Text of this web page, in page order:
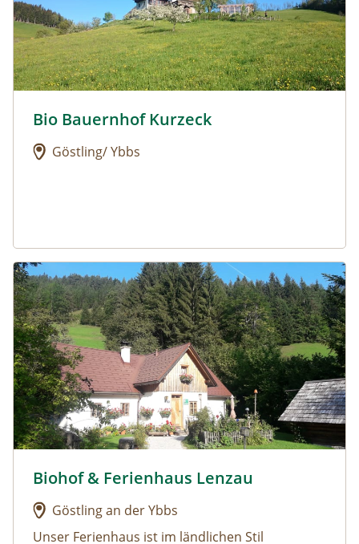
Urlaub am Bauernhof: Bio Bauernhof Kurzeck
Bio Bauernhof Kurzeck
Göstling/ Ybbs
Urlaub am Bauernhof: Biohof & Ferienhaus Lenzau
Urlaub am Bauernhof: Biohof & Ferienhaus Lenzau
Biohof & Ferienhaus Lenzau
Göstling an der Ybbs
Unser Ferienhaus ist im ländlichen Stil